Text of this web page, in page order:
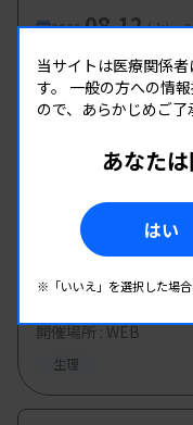
2026.08.12（水）-
臨床一般検査部
主催 :沖縄県臨床検査
開催場所 : WEB
2026. （木）
第3回心エコー症
開催場所 : WEB
生理
当サイトは医療関係
す。 一般の方への情
ので、あらかじめご了
あなた
はい
※「いいえ」を選択した場合